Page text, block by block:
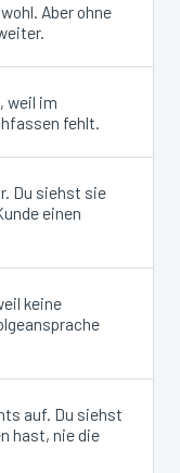
Aber ohne
weil im
fehlt.
Du siehst sie
einen
keine
auf. Du siehst
hast, nie die